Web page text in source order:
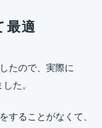
最適
たので、実際に
た。
することがなくて、